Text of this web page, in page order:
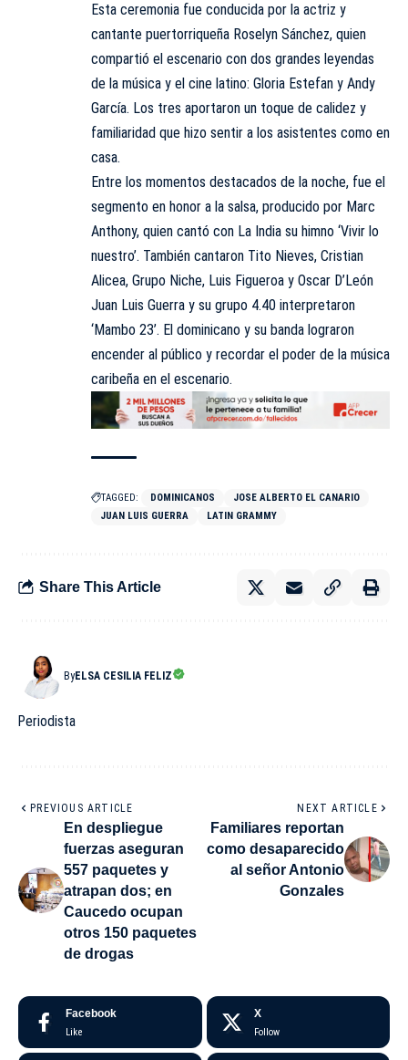
Esta ceremonia fue conducida por la actriz y
cantante puertorriqueña Roselyn Sánchez, quien
compartió el escenario con dos grandes leyendas
de la música y el cine latino: Gloria Estefan y Andy
García. Los tres aportaron un toque de calidez y
familiaridad que hizo sentir a los asistentes como en
casa.
Entre los momentos destacados de la noche, fue el
segmento en honor a la salsa, producido por Marc
Anthony, quien cantó con La India su himno ‘Vivir lo
nuestro’. También cantaron Tito Nieves, Cristian
Alicea, Grupo Niche, Luis Figueroa y Oscar D’León
Juan Luis Guerra y su grupo 4.40 interpretaron
‘Mambo 23’. El dominicano y su banda lograron
encender al público y recordar el poder de la música
caribeña en el escenario.
TAGGED: DOMINICANOS
JOSE ALBERTO EL CANARIO
JUAN LUIS GUERRA
LATIN GRAMMY
Share This Article
ByELSA CESILIA FELIZ
Periodista
PREVIOUS ARTICLE
En despliegue
fuerzas aseguran
557 paquetes y
atrapan dos; en
Caucedo ocupan
otros 150 paquetes
de drogas
NEXT ARTICLE
Familiares reportan
como desaparecido
al señor Antonio
Gonzales
Facebook
Like
X
Follow